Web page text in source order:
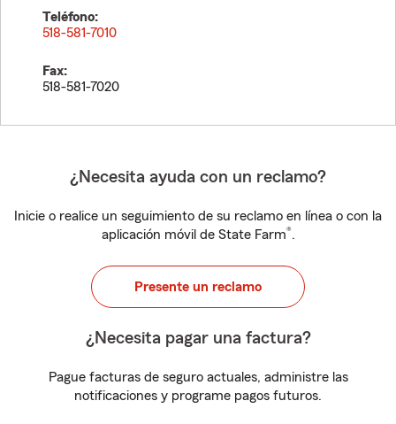
Teléfono:
518-581-7010
Fax:
518-581-7020
¿Necesita ayuda con un reclamo?
Inicie o realice un seguimiento de su reclamo en línea o con la
aplicación móvil de State Farm®.
Presente un reclamo
¿Necesita pagar una factura?
Pague facturas de seguro actuales, administre las
notificaciones y programe pagos futuros.